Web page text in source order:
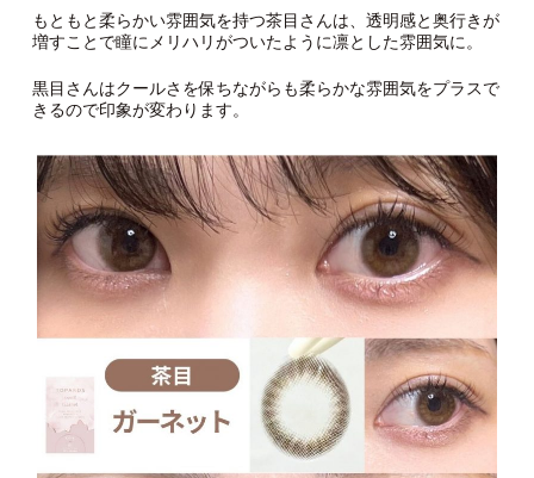
もともと柔らかい雰囲気を持つ茶目さんは、透明感と奥行きが
増すことで瞳にメリハリがついたように凛とした雰囲気に。
黒目さんはクールさを保ちながらも柔らかな雰囲気をプラスで
きるので印象が変わります。